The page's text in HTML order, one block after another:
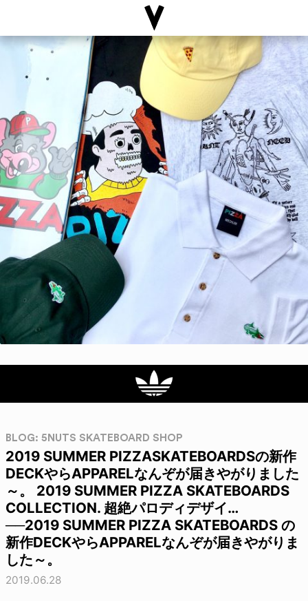
BLOG: 5NUTS SKATEBOARD SHOP
2019 SUMMER PIZZASKATEBOARDSの新作
DECKやらAPPARELなんぞが届きやがりました
～。 2019 SUMMER PIZZA SKATEBOARDS
COLLECTION. 超絶パロディデザイ…
──2019 SUMMER PIZZA SKATEBOARDS の
新作DECKやらAPPARELなんぞが届きやがりま
した～。
2019.06.28